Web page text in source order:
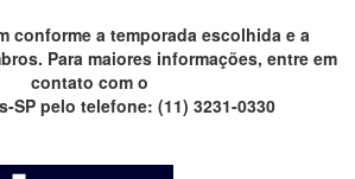
conforme a temporada escolhida e a
Para maiores informações, entre em
contato com o
SP pelo telefone: (11) 3231-0330